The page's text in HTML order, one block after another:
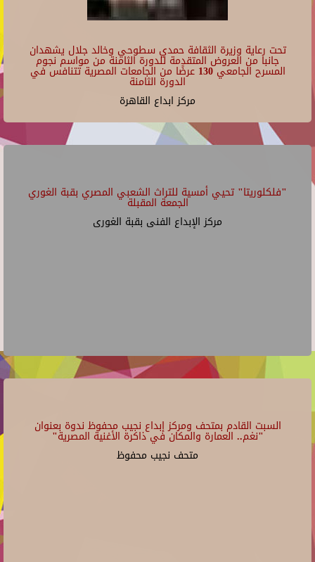
تحت رعاية وزيرة الثقافة حمدي سطوحي وخالد جلال يشهدان
جانبا من العروض المتقدمة للدورة الثامنة من مواسم نجوم
المسرح الجامعي 130 عرضًا من الجامعات المصرية تتنافس في
الدورة الثامنة
مركز ابداع القاهرة
"فلكلوريتا" تحيي أمسية للتراث الشعبي المصري بقبة الغوري
الجمعة المقبلة
مركز الإبداع الفنى بقبة الغورى
السبت القادم بمتحف ومركز إبداع نجيب محفوظ ندوة بعنوان
"نغم.. العمارة والمكان في ذاكرة الأغنية المصرية"
متحف نجيب محفوظ